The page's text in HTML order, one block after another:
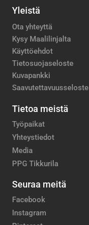
Yleistä
Ota yhteyttä
Kysy Maalilinjalta
Käyttöehdot
Tietosuojaseloste
Kuvapankki
Saavutettavuusseloste
Tietoa meistä
Työpaikat
Yhteystiedot
Media
PPG Tikkurila
Seuraa meitä
Facebook
Instagram